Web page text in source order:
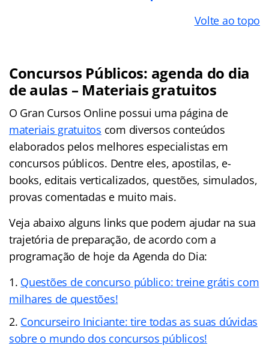
Volte ao topo
Concursos Públicos: agenda do dia
de aulas – Materiais gratuitos
O Gran Cursos Online possui uma página de
materiais gratuitos com diversos conteúdos
elaborados pelos melhores especialistas em
concursos públicos. Dentre eles, apostilas, e-
books, editais verticalizados, questões, simulados,
provas comentadas e muito mais.
Veja abaixo alguns links que podem ajudar na sua
trajetória de preparação, de acordo com a
programação de hoje da Agenda do Dia:
Questões de concurso público: treine grátis com
milhares de questões!
Concurseiro Iniciante: tire todas as suas dúvidas
sobre o mundo dos concursos públicos!